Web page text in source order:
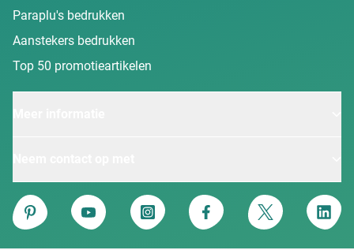
Paraplu's bedrukken
Aanstekers bedrukken
Top 50 promotieartikelen
Van Heijster
Pinterest
YouTube Instagram Facebook Twitter